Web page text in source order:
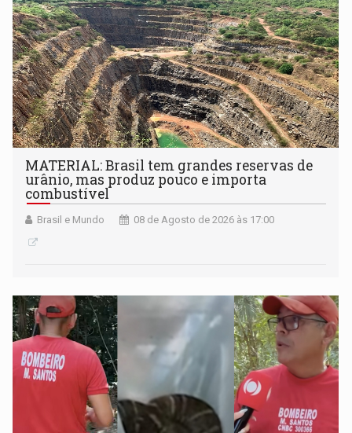
MATERIAL: Brasil tem grandes reservas de
urânio, mas produz pouco e importa
combustível
Brasil e Mundo 08 de Agosto de 2026 às 17:00